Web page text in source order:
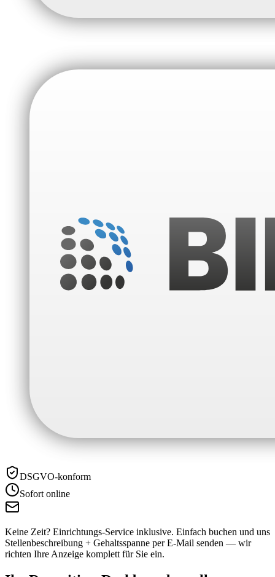
DSGVO-konform
Sofort online
Keine Zeit? Einrichtungs-Service inklusive. Einfach buchen und uns
Stellenbeschreibung + Gehaltsspanne per E-Mail senden — wir
richten Ihre Anzeige komplett für Sie ein.